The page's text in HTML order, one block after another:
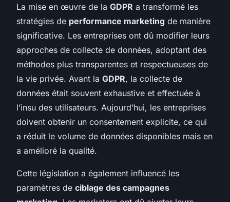
La mise en œuvre de la GDPR a transformé les
stratégies de performance marketing de manière
significative. Les entreprises ont dû modifier leurs
approches de collecte de données, adoptant des
méthodes plus transparentes et respectueuses de
la vie privée. Avant la GDPR, la collecte de
données était souvent exhaustive et effectuée à
l’insu des utilisateurs. Aujourd’hui, les entreprises
doivent obtenir un consentement explicite, ce qui
a réduit le volume de données disponibles mais en
a amélioré la qualité.
Cette législation a également influencé les
paramètres de ciblage des campagnes